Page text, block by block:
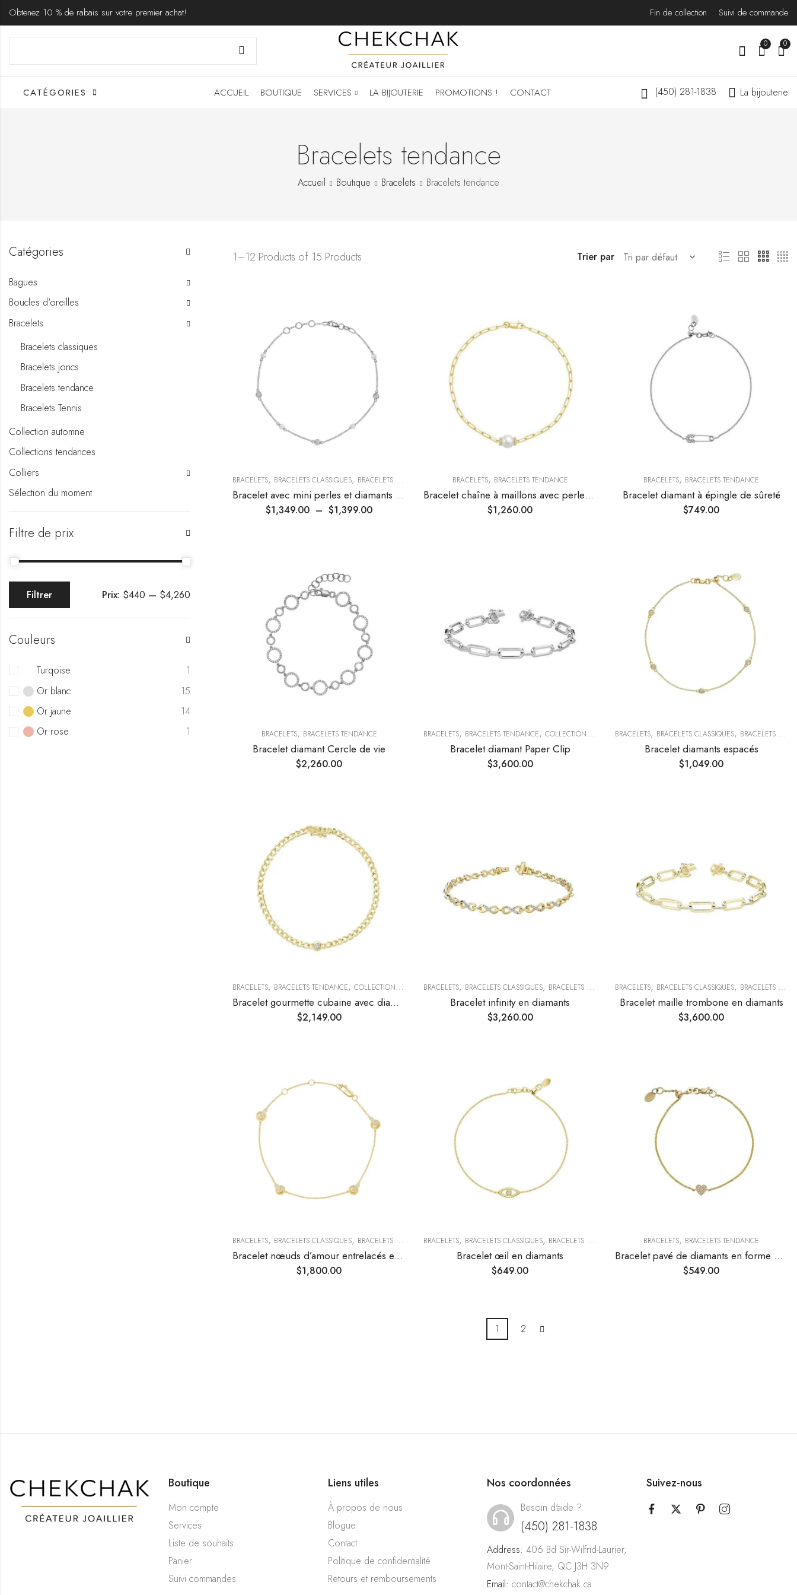
Obtenez 10 % de rabais sur votre premier achat! Fin de collection Suivi de commande
0 0
CATÉGORIES ACCUEIL BOUTIQUE SERVICES LA BIJOUTERIE PROMOTIONS ! CONTACT (450) 281-1838 La bijouterie
Bracelets tendance
Accueil Boutique Bracelets Bracelets tendance
1–12 Products of 15 Products Trier par
BRACELETS, BRACELETS CLASSIQUES, BRACELETS TENDANCE COLLECTIONS TENDANCES
Bracelet avec mini perles et diamants sertis clos espacés
$1,349.00 – $1,399.00
BRACELETS, BRACELETS TENDANCE
Bracelet chaîne à maillons avec perles et diamants
$1,260.00
BRACELETS, BRACELETS TENDANCE
Bracelet diamant à épingle de sûreté
$749.00
BRACELETS, BRACELETS TENDANCE
Bracelet diamant Cercle de vie
$2,260.00
BRACELETS, BRACELETS TENDANCE,COLLECTION AUTOMNE
Bracelet diamant Paper Clip
$3,600.00
BRACELETS, BRACELETS CLASSIQUES, BRACELETS TENDANCE
Bracelet diamants espacés
$1,049.00
BRACELETS, BRACELETS TENDANCE, COLLECTIONS TENDANCES
Bracelet gourmette cubaine avec diamant solitaire
$2,149.00
BRACELETS, BRACELETS CLASSIQUES, BRACELETS TENDANCE ,COLLECTIONS TENDANCES
Bracelet infinity en diamants
$3,260.00
BRACELETS, BRACELETS CLASSIQUES, BRACELETS TENDANCE
Bracelet maille trombone en diamants
$3,600.00
BRACELETS, BRACELETS CLASSIQUES, BRACELETS TENDANCE ,COLLECTIONS TENDANCES
Bracelet nœuds d’amour entrelacés en diamants
$1,800.00
BRACELETS, BRACELETS CLASSIQUES, BRACELETS TENDANCE COLLECTIONS TENDANCES
Bracelet œil en diamants
$649.00
BRACELETS, BRACELETS TENDANCE
Bracelet pavé de diamants en forme de cœur
$549.00
1 2
Catégories
Bagues
Boucles d'oreilles
Bracelets
Bracelets classiques
Bracelets joncs
Bracelets tendance
Bracelets Tennis
Collection automne
Collections tendances
Colliers
Sélection du moment
Filtre de prix
Filtrer Prix: $440 — $4,260
Couleurs
Turqoise
1
Or blanc
15
Or jaune
14
Or rose
1
Boutique
Mon compte
Services
Liste de souhaits
Panier
Suivi commandes
Liens utiles
À propos de nous
Blogue
Contact
Politique de confidentialité
Retours et remboursements
Nos coordonnées
Besoin d'aide ?
(450) 281-1838
Address: 406 Bd Sir-Wilfrid-Laurier,
Mont-Saint-Hilaire, QC J3H 3N9
Email: contact@chekchak.ca
Suivez-nous